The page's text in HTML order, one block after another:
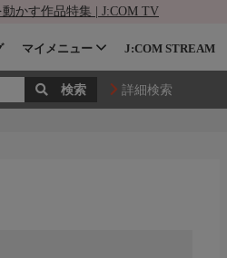
かす作品特集 | J:COM TV
マイメニュー J:COM STREAM
詳細検索